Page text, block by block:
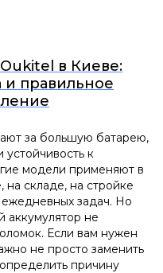
в Киеве:
и правильное
за большую батарею,
устойчивость к
модели применяют в
на складе, на стройке
задач. Но
аккумулятор не
Если вам нужен
не просто заменить
причину